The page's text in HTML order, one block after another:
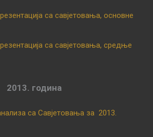
са савјетовања, основне
са савјетовања, средње
2013. година
са Савјетовања за 2013.